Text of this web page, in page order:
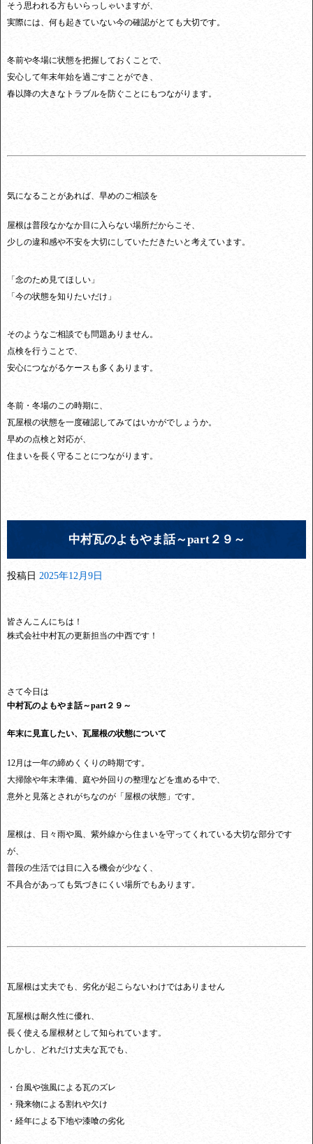
そう思われる方もいらっしゃいますが、
実際には、何も起きていない今の確認がとても大切です。
冬前や冬場に状態を把握しておくことで、
安心して年末年始を過ごすことができ、
春以降の大きなトラブルを防ぐことにもつながります。
気になることがあれば、早めのご相談を
屋根は普段なかなか目に入らない場所だからこそ、
少しの違和感や不安を大切にしていただきたいと考えています。
「念のため見てほしい」
「今の状態を知りたいだけ」
そのようなご相談でも問題ありません。
点検を行うことで、
安心につながるケースも多くあります。
冬前・冬場のこの時期に、
瓦屋根の状態を一度確認してみてはいかがでしょうか。
早めの点検と対応が、
住まいを長く守ることにつながります。
中村瓦のよもやま話～part２９～
投稿日 2025年12月9日
皆さんこんにちは！
株式会社中村瓦の更新担当の中西です！
さて今日は
中村瓦のよもやま話～part２９～
年末に見直したい、瓦屋根の状態について
12月は一年の締めくくりの時期です。
大掃除や年末準備、庭や外回りの整理などを進める中で、
意外と見落とされがちなのが「屋根の状態」です。
屋根は、日々雨や風、紫外線から住まいを守ってくれている大切な部分です
が、
普段の生活では目に入る機会が少なく、
不具合があっても気づきにくい場所でもあります。
瓦屋根は丈夫でも、劣化が起こらないわけではありません
瓦屋根は耐久性に優れ、
長く使える屋根材として知られています。
しかし、どれだけ丈夫な瓦でも、
・台風や強風による瓦のズレ
・飛来物による割れや欠け
・経年による下地や漆喰の劣化